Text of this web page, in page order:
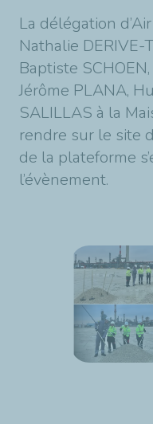
La délégation
Nathalie DERIVE-
Baptiste
Jérôme PLANA,
SALILLAS à la
rendre sur le site
de la plateforme
l’évènement.